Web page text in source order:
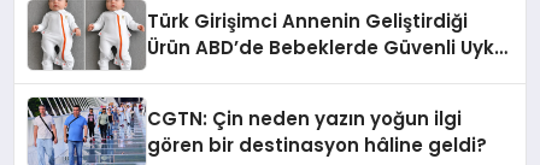
Türk Girişimci Annenin Geliştirdiği
Ürün ABD’de Bebeklerde Güvenli Uyku
CGTN: Çin neden yazın yoğun ilgi
gören bir destinasyon hâline geldi?